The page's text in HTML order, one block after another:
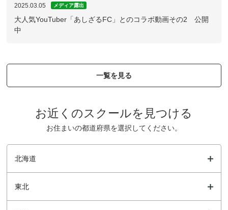
2025.03.05 メディア露出
大人気YouTuber「あしざるFC」とのコラボ動画その2 公開
中
一覧を見る
お近くのスクールを見つける
お住まいの都道府県を選択してください。
北海道
東北